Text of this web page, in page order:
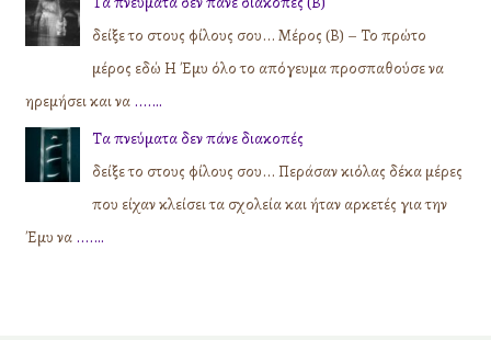
δείξε το στους φίλους σου... Μέρος (Β) – Το πρώτο
μέρος εδώ Η Έμυ όλο το απόγευμα προσπαθούσε να
ηρεμήσει και να ....…
Τα πνεύματα δεν πάνε διακοπές
δείξε το στους φίλους σου... Περάσαν κιόλας δέκα μέρες
που είχαν κλείσει τα σχολεία και ήταν αρκετές για την
Έμυ να ....…